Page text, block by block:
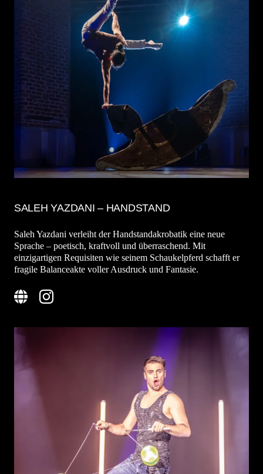
SALEH YAZDANI – HANDSTAND
Saleh Yazdani verleiht der Handstandakrobatik eine neue
Sprache – poetisch, kraftvoll und überraschend. Mit
einzigartigen Requisiten wie seinem Schaukelpferd schafft er
fragile Balanceakte voller Ausdruck und Fantasie.